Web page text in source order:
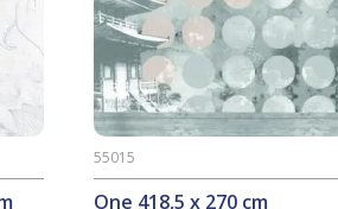
One 418,5 x 270 cm
55015